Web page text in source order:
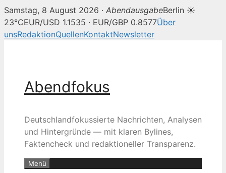
Samstag, 8 August 2026 · AbendausgabeBerlin ☀
23°CEUR/USD 1.1535 · EUR/GBP 0.8577Über
unsRedaktionQuellenKontaktNewsletter
Abendfokus
Deutschlandfokussierte Nachrichten, Analysen
und Hintergründe — mit klaren Bylines,
Faktencheck und redaktioneller Transparenz.
Menü